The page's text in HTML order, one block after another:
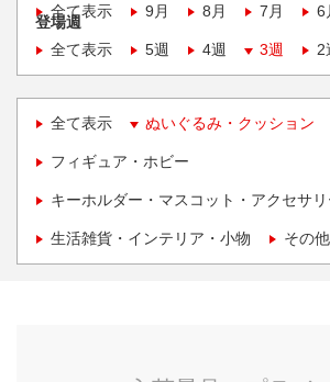
全て表示
9月 8月 7月 6
登場週
全て表示
5週 4週 3週 2
全て表示 ぬいぐるみ・クッション
フィギュア・ホビー
キーホルダー・マスコット・アクセサリ
生活雑貨・インテリア・小物 その